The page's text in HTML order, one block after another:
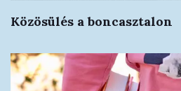
Közösülés a boncasztalon